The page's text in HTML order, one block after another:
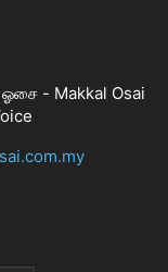
- Makkal Osai